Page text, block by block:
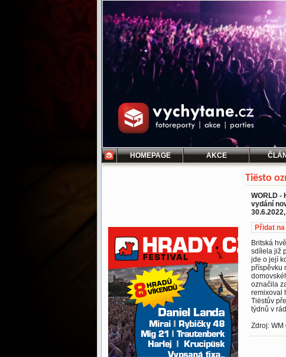
HOMEPAGE AKCE
Tiësto
WORLD -
vydání
Přidat
Britská
sdílela již
jde o její
příspěvku
označila
remixoval
Tiëstův
týdnů v
Zdroj: WM